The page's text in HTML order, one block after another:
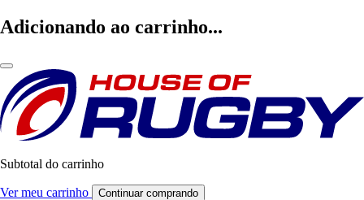
Adicionando ao carrinho...
Subtotal do carrinho
Ver meu carrinho Continuar comprando